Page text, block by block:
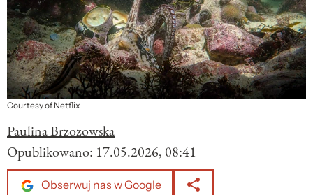
Courtesy of Netflix
Paulina Brzozowska
Opublikowano: 17.05.2026, 08:41
Obserwuj nas w Google